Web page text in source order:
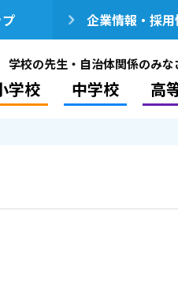
企業情報・採
学校の先生・自治体関係のみな
学校 中学校 高